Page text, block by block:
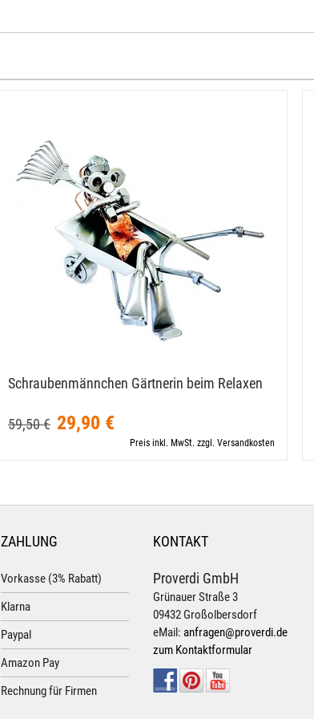
Schraubenmännchen Gärtnerin beim Relaxen
59,50 € 29,90 €
Preis inkl. MwSt. zzgl. Versandkosten
ZAHLUNG
Vorkasse (3% Rabatt)
Klarna
Paypal
Amazon Pay
Rechnung für Firmen
KONTAKT
Proverdi GmbH
Grünauer Straße 3
09432 Großolbersdorf
eMail: anfragen@proverdi.de
zum Kontaktformular